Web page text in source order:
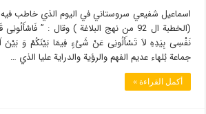
اسماعيل شفيعي سروستاني في اليوم الذي خاطب فيه
(الخطبة ال 92 من نهج البلاغة ) وقال : ”
نَفْسِی بِیَدِهِ لاَ تَسْأَلُونِی عَنْ شَیْ‏ءٍ فِیمَا بَیْنَکُمْ وَ بَیْنَ
جماعة بُلهاء عديم الفهم والر‍ؤية والدراية عليا الذي …
أكمل القراءة »